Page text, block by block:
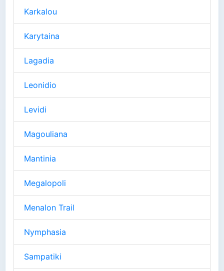
Karkalou
Karytaina
Lagadia
Leonidio
Levidi
Magouliana
Mantinia
Megalopoli
Menalon Trail
Nymphasia
Sampatiki